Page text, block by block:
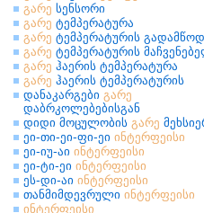
გარე სენსორი
გარე ტემპერატურა
გარე ტემპერატურის
გარე ტემპერატურის
გარე ჰაერის ტემპერატურა
გარე ჰაერის ტემპერატურის
დანაკარგები გარე
დაბრკოლებებისგან
დიდი მოცულობის გარე
ეი-თი-ეი-ფი-ეი ინტერფეისი
ეი-იუ-აი ინტერფეისი
ეი-ტი-ეი ინტერფეისი
ეს-დი-აი ინტერფეისი
თანმიმდევრული ინტერფეისი
ინტერფეისი